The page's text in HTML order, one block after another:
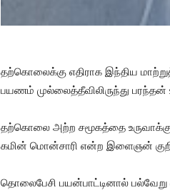
தற்கொலைக்கு எதிராக இந்திய
பயணம் முல்லைத்தீவிலிருந்து
தற்கொலை அற்ற சமூகத்தை
கமின் மொன்சாரி என்ற இளைஞன்
தொலைபேசி பயன்பாட்டினால்